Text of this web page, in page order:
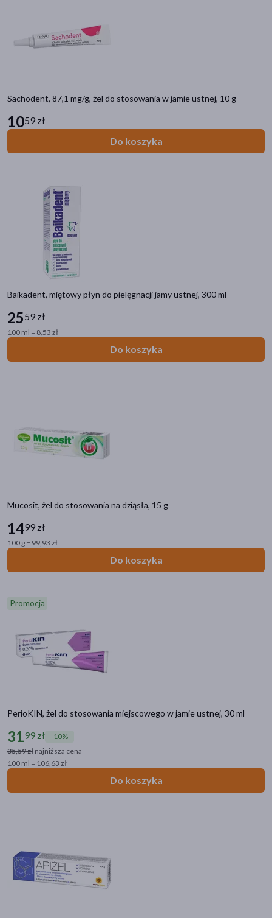
Sachodent, 87,1 mg/g, żel do stosowania w jamie ustnej, 10 g
1059 zł
Do koszyka
Baikadent, miętowy płyn do pielęgnacji jamy ustnej, 300 ml
2559 zł
100 ml = 8,53 zł
Do koszyka
Mucosit, żel do stosowania na dziąsła, 15 g
1499 zł
100 g = 99,93 zł
Do koszyka
Promocja
PerioKIN, żel do stosowania miejscowego w jamie ustnej, 30 ml
3199 zł
-10%
35,59 zł najniższa cena
100 ml = 106,63 zł
Do koszyka
Kategorie produktów
Afty
Pasty do zębów
Płyny do płukania